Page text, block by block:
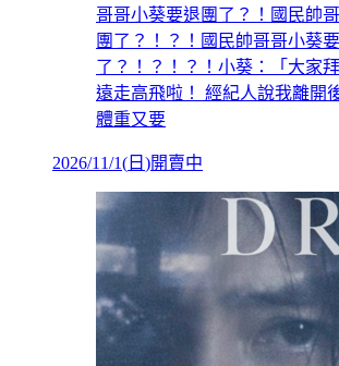
哥哥小葵要退團了？！國民帥
團了？！？！國民帥哥哥小葵
了？！？！？！小葵：「大家
遠走高飛啦！ 經紀人說我離開
體重又要
2026/11/1( 日 )開賣中